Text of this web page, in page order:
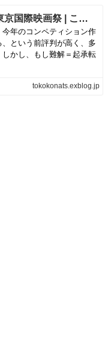
「ルクリ」第28回東京国際映画祭 | ここなつ映画レビュー
年のコンペティション作
という前評判が高く、多
かし、もし難解＝起承転
tokokonats.exblog.jp